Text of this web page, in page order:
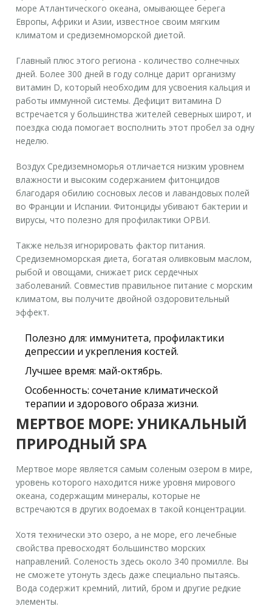
море Атлантического океана, омывающее берега
Европы, Африки и Азии, известное своим мягким
климатом и средиземноморской диетой.
Главный плюс этого региона - количество солнечных
дней. Более 300 дней в году солнце дарит организму
витамин D, который необходим для усвоения кальция и
работы иммунной системы. Дефицит витамина D
встречается у большинства жителей северных широт, и
поездка сюда помогает восполнить этот пробел за одну
неделю.
Воздух Средиземноморья отличается низким уровнем
влажности и высоким содержанием фитонцидов
благодаря обилию сосновых лесов и лавандовых полей
во Франции и Испании. Фитонциды убивают бактерии и
вирусы, что полезно для профилактики ОРВИ.
Также нельзя игнорировать фактор питания.
Средиземноморская диета, богатая оливковым маслом,
рыбой и овощами, снижает риск сердечных
заболеваний. Совместив правильное питание с морским
климатом, вы получите двойной оздоровительный
эффект.
Полезно для: иммунитета, профилактики
депрессии и укрепления костей.
Лучшее время: май-октябрь.
Особенность: сочетание климатической
терапии и здорового образа жизни.
МЕРТВОЕ МОРЕ: УНИКАЛЬНЫЙ
ПРИРОДНЫЙ SPA
Мертвое море является самым соленым озером в мире,
уровень которого находится ниже уровня мирового
океана, содержащим минералы, которые не
встречаются в других водоемах в такой концентрации.
Хотя технически это озеро, а не море, его лечебные
свойства превосходят большинство морских
направлений. Соленость здесь около 340 промилле. Вы
не сможете утонуть здесь даже специально пытаясь.
Вода содержит кремний, литий, бром и другие редкие
элементы.